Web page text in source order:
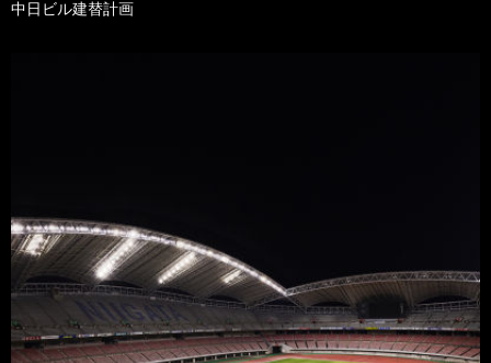
中日ビル建替計画